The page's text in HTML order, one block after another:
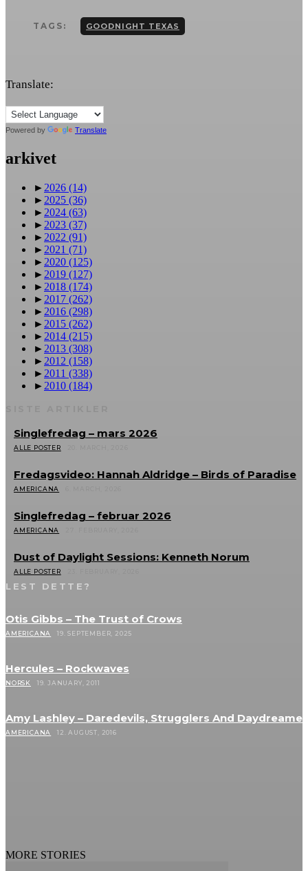
TAGS: GOODNIGHT TEXAS
Translate:
Powered by Translate
arkivet
► 2026 (14)
► 2025 (36)
► 2024 (63)
► 2023 (37)
► 2022 (91)
► 2021 (71)
► 2020 (125)
► 2019 (127)
► 2018 (174)
► 2017 (262)
► 2016 (298)
► 2015 (262)
► 2014 (215)
► 2013 (308)
► 2012 (158)
► 2011 (338)
► 2010 (184)
Singlefredag – mars 2026
ALLE POSTER
Fredagsvideo: Hannah Aldridge – Birds of Paradise
AMERICANA
Singlefredag – februar 2026
AMERICANA
Dust of Daylight Sessions: Kenneth Norum
ALLE POSTER
LEST DETTE?
Otis Gibbs – The Trust of Crows
AMERICANA 19. SEPTEMBER, 2025
Hercules – Rockwaves
NORSK 19. JANUARY, 2011
Amy Lashley – Daredevils, Strugglers And
AMERICANA 12. AUGUST, 2016
MORE STORIES